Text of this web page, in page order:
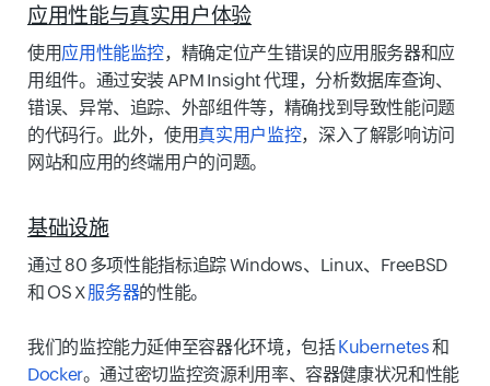
应用性能与真实用户体验
使用应用性能监控，精确定位产生错误的应用服务器和应
用组件。通过安装 APM Insight 代理，分析数据库查询、
错误、异常、追踪、外部组件等，精确找到导致性能问题
的代码行。此外，使用真实用户监控，深入了解影响访问
网站和应用的终端用户的问题。
基础设施
通过 80 多项性能指标追踪 Windows、Linux、FreeBSD
和 OS X服务器的性能。
我们的监控能力延伸至容器化环境，包括Kubernetes和
Docker。通过密切监控资源利用率、容器健康状况和性能